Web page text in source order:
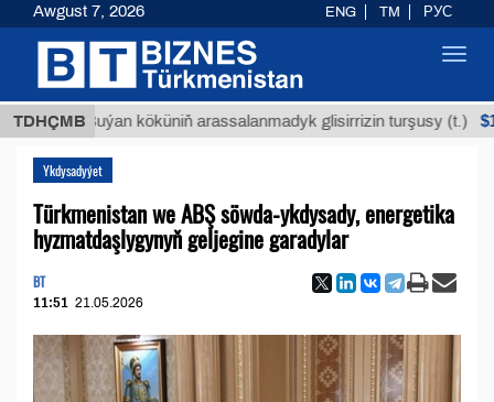
TDHÇMB
Buýan köküniň arassalanmadyk glisirrizin turşusy (t.) $12935,18
Ykdysadyýet
Türkmenistan we ABŞ söwda-ykdysady, energetika
hyzmatdaşlygynyň geljegine garadylar
BT
11:51 21.05.2026
Awgust 7, 2026 ENG TM РУС